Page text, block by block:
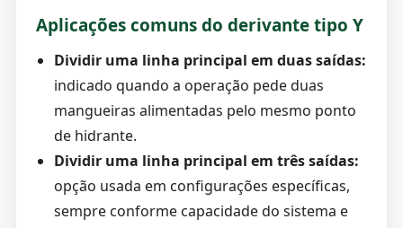
Aplicações comuns do derivante tipo Y
Dividir uma linha principal em duas saídas:
indicado quando a operação pede duas
mangueiras alimentadas pelo mesmo ponto
de hidrante.
Dividir uma linha principal em três saídas:
opção usada em configurações específicas,
sempre conforme capacidade do sistema e